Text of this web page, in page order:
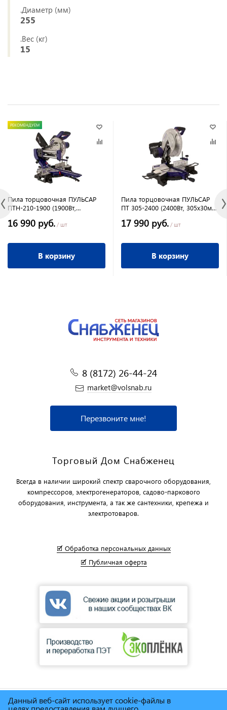
.Диаметр (мм)
255
.Вес (кг)
15
РЕКОМЕНДУЕМ
Пила торцовочная ПУЛЬСАР
ПТН-210-1900 (1900Вт,
направл.,лазер, 11кг)
16 990 руб. / шт
В корзину
Пила торцовочная ПУЛЬСАР
ПТ 305-2400 (2400Вт, 305х30мм,
13,9кг)
17 990 руб. / шт
В корзину
8 (8172) 26-44-24
market@volsnab.ru
Перезвоните мне!
Торговый Дом Снабженец
Всегда в наличии широкий спектр сварочного оборудования,
компрессоров, электрогенераторов, садово-паркового
оборудования, инструмента, а так же сантехники, крепежа и
электротоваров.
🗹 Обработка персональных данных
🗹 Публичная оферта
© Сеть магазинов инструмента и техники"Торговый дом
Данный веб-сайт использует cookie-файлы в